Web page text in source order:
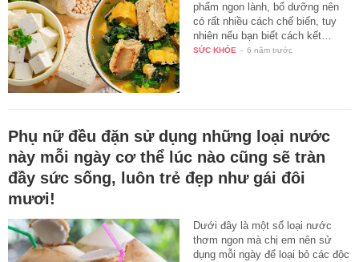
phẩm ngon lành, bổ dưỡng nên
có rất nhiều cách chế biến, tuy
nhiên nếu bạn biết cách kết…
SỨC KHỎE - 6 năm trước
Phụ nữ đều đặn sử dụng những loại nước
này mỗi ngày cơ thể lúc nào cũng sẽ tràn
đầy sức sống, luôn trẻ đẹp như gái đôi
mươi!
Dưới đây là một số loại nước
thơm ngon mà chị em nên sử
dụng mỗi ngày để loại bỏ các độc